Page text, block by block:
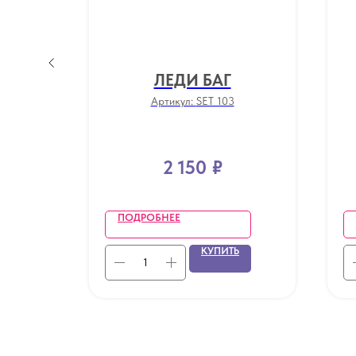
ЛЕДИ БАГ
Артикул: SET 103
2 150 ₽
ПОДРОБНЕЕ
КУПИТЬ